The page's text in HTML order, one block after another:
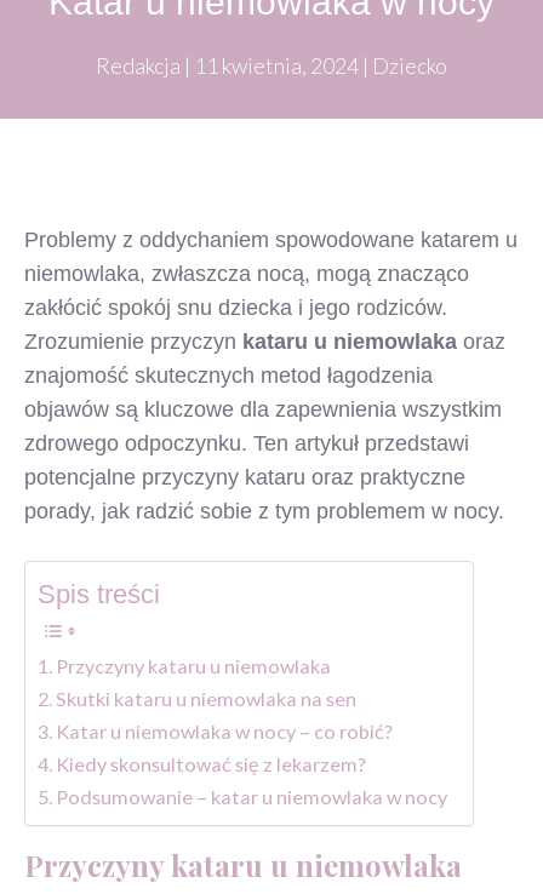
Redakcja | 11 kwietnia, 2024 | Dziecko
Problemy z oddychaniem spowodowane katarem u
niemowlaka, zwłaszcza nocą, mogą znacząco
zakłócić spokój snu dziecka i jego rodziców.
Zrozumienie przyczyn kataru u niemowlaka oraz
znajomość skutecznych metod łagodzenia
objawów są kluczowe dla zapewnienia wszystkim
zdrowego odpoczynku. Ten artykuł przedstawi
potencjalne przyczyny kataru oraz praktyczne
porady, jak radzić sobie z tym problemem w nocy.
Spis treści
Przyczyny kataru u niemowlaka
Skutki kataru u niemowlaka na sen
Katar u niemowlaka w nocy – co robić?
Kiedy skonsultować się z lekarzem?
Podsumowanie – katar u niemowlaka w nocy
Przyczyny kataru u niemowlaka